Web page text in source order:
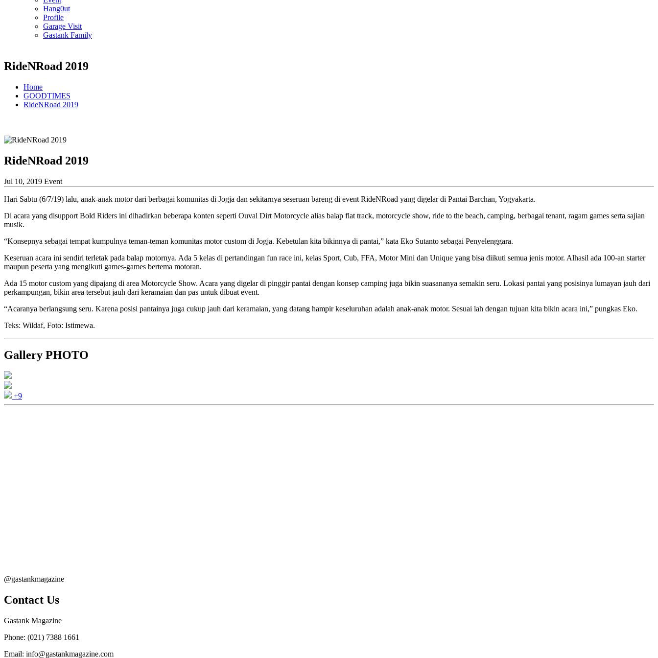
Hang0ut
Profile
Garage Visit
Gastank Family
RideNRoad 2019
Home
GOODTIMES
RideNRoad 2019
RideNRoad 2019
Jul 10, 2019 Event
Hari Sabtu (6/7/19) lalu, anak-anak motor dari berbagai komunitas di Jogja dan sekitarnya seseruan bareng di event RideNRoad yang digelar di Pantai Barchan, Yogyakarta.
Di acara yang disupport Bold Riders ini dihadirkan beberapa konten seperti Ouval Dirt Motorcycle alias balap flat track, motorcycle show, ride to the beach, camping, berbagai tenant, ragam games serta sajian
musik.
“Konsepnya sebagai tempat kumpulnya teman-teman komunitas motor custom di Jogja. Kebetulan kita bikinnya di pantai,” kata Eko Sutanto sebagai Penyelenggara.
Keseruan acara ini sendiri terletak pada balap motornya. Ada 5 kelas di pertandingan fun race ini, kelas Sport, Cub, FFA, Motor Mini dan Unique yang bisa diikuti semua jenis motor. Alhasil ada 100-an starter
maupun peserta yang mengikuti games-games bertema motoran.
Ada 15 motor custom yang dipajang di area Motorcycle Show. Acara yang digelar di pinggir pantai dengan konsep camping juga bikin suasananya semakin seru. Lokasi pantai yang posisinya lumayan jauh dari
perkampungan, bikin area tersebut jauh dari keramaian dan pas untuk dibuat event.
“Acaranya berlangsung seru. Karena posisi pantainya juga cukup jauh dari keramaian, yang datang hampir keseluruhan adalah anak-anak motor. Sesuai lah dengan tujuan kita bikin acara ini,” pungkas Eko.
Teks: Wildaf, Foto: Istimewa.
Gallery PHOTO
+9
@gastankmagazine
Contact Us
Gastank Magazine
Phone: (021) 7388 1661
Email: info@gastankmagazine.com